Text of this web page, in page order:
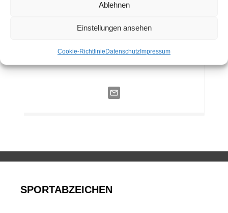
Ablehnen
Einstellungen ansehen
Cookie-RichtlinieDatenschutzImpressum
Markus Boy
SPORTABZEICHEN